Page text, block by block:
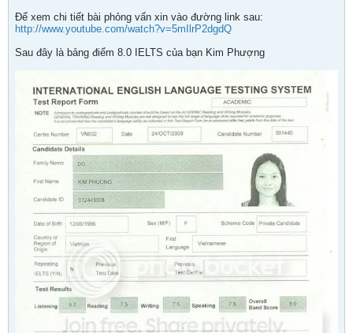
Để xem chi tiết bài phỏng vấn xin vào đường link sau:
http://www.youtube.com/watch?v=5mIlrP2dgdQ
Sau đây là bảng điểm 8.0 IELTS của bạn Kim Phượng